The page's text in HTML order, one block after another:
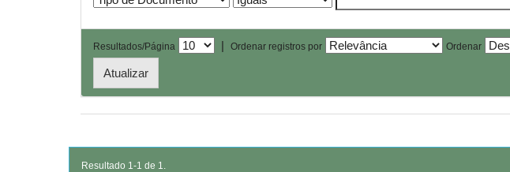
Resultados/Página | Ordenar registros por Ordenar
Resultado 1-1 de 1.